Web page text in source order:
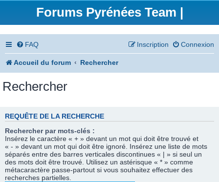
Forums Pyrénées Team |
FAQ Connexion
Inscription
Accueil du forum Rechercher
Rechercher
REQUÊTE DE LA RECHERCHE
Rechercher par mots-clés :
Insérez le caractère « + » devant un mot qui doit être trouvé et
« - » devant un mot qui doit être ignoré. Insérez une liste de mots
séparés entre des barres verticales discontinues « | » si seul un
des mots doit être trouvé. Utilisez un astérisque « * » comme
métacaractère passe-partout si vous souhaitez effectuer des
recherches partielles.